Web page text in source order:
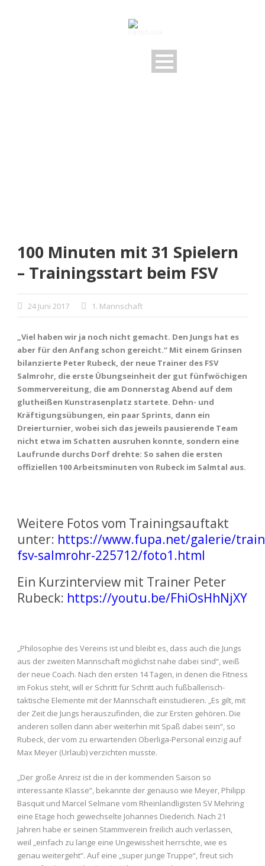
100 Minuten mit 31 Spielern
– Trainingsstart beim FSV
24 Juni 2017 1. Mannschaft
„Viel haben wir ja noch nicht gemacht. Den Jungs hat es
aber für den Anfang schon gereicht.“ Mit einem Grinsen
bilanzierte Peter Rubeck, der neue Trainer des FSV
Salmrohr, die erste Übungseinheit der gut fünfwöchigen
Sommervereitung, die am Donnerstag Abend auf dem
glutheißen Kunstrasenplatz startete. Dehn- und
Kräftigungsübungen, ein paar Sprints, dann ein
Dreierturnier, wobei sich das jeweils pausierende Team
nicht etwa im Schatten ausruhen konnte, sondern eine
Laufrunde durchs Dorf drehte: So sahen die ersten
offiziellen 100 Arbeitsminuten von Rubeck im Salmtal aus.
Weitere Fotos vom Trainingsauftakt
unter: https://www.fupa.net/galerie/
fsv-salmrohr-225712/foto1.html
Ein Kurzinterview mit Trainer Peter
Rubeck: https://youtu.be/FhiOsHhNjXY
„Philosophie des Vereins ist und bleibt es, dass auch die Jungs
aus der zweiten Mannschaft möglichst nahe dabei sind“, weiß
der neue Coach. Nach den ersten 14 Tagen, in denen die Fitness
im Fokus steht, will er Schritt für Schritt auch fußballerisch-
taktische Elemente mit der Mannschaft einstudieren. „Es gilt, mit
der Zeit die Jungs herauszufinden, die zur Ersten gehören. Die
anderen sollen dann aber weiterhin mit Spaß dabei sein“, so
Rubeck, der vom zu erwartenden Oberliga-Personal einzig auf
Max Meyer (Urlaub) verzichten musste.
„Der große Anreiz ist die in der kommenden Saison so
interessante Klasse“, bekannte der genauso wie Meyer, Philipp
Basquit und Marcel Selmane vom Rheinlandligisten SV Mehring
eine Etage hoch gewechselte Johannes Diederich. Nach 21
Jahren habe er seinen Stammverein freilich auch verlassen,
weil „einfach zu lange eine Ungewissheit herrschte, wie es
genau weitergeht“. Auf eine „super junge Truppe“, freut sich